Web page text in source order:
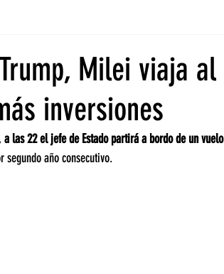
Milei viaja al
inversiones
a las 22 el jefe de Estado partirá a bordo de un
segundo año consecutivo.